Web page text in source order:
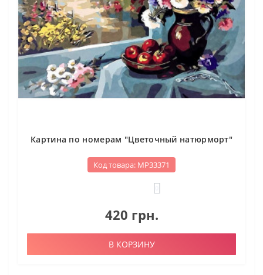
Картина по номерам "Цветочный натюрморт"
Код товара: МР33371
420 грн.
В КОРЗИНУ